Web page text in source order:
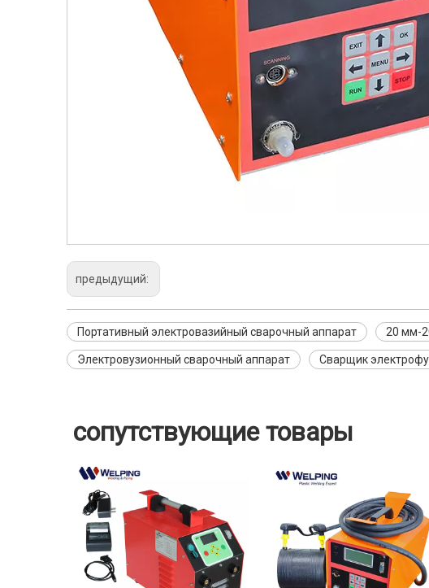
предыдущий:
Портативный электровазийный сварочный аппарат 20 мм-
Электровузионный сварочный аппарат Сварщик
сопутствующие товары